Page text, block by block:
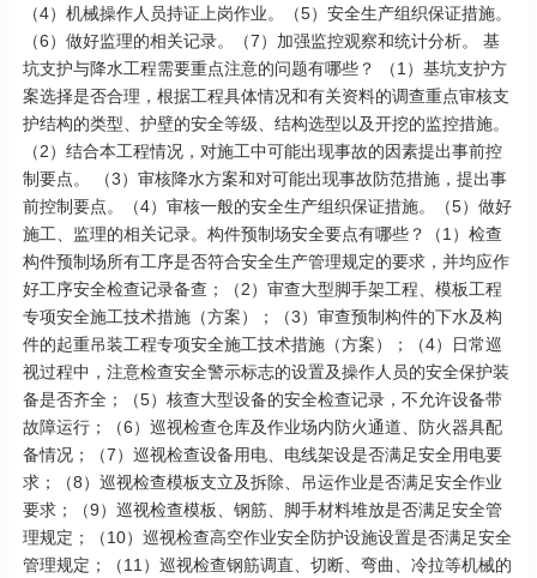
（4）机械操作人员持证上岗作业。（5）安全生产组织保证措施。
（6）做好监理的相关记录。（7）加强监控观察和统计分析。 基
坑支护与降水工程需要重点注意的问题有哪些？ （1）基坑支护方
案选择是否合理，根据工程具体情况和有关资料的调查重点审核支
护结构的类型、护壁的安全等级、结构选型以及开挖的监控措施。
（2）结合本工程情况，对施工中可能出现事故的因素提出事前控
制要点。 （3）审核降水方案和对可能出现事故防范措施，提出事
前控制要点。（4）审核一般的安全生产组织保证措施。（5）做好
施工、监理的相关记录。构件预制场安全要点有哪些？（1）检查
构件预制场所有工序是否符合安全生产管理规定的要求，并均应作
好工序安全检查记录备查；（2）审查大型脚手架工程、模板工程
专项安全施工技术措施（方案）；（3）审查预制构件的下水及构
件的起重吊装工程专项安全施工技术措施（方案）；（4）日常巡
视过程中，注意检查安全警示标志的设置及操作人员的安全保护装
备是否齐全；（5）核查大型设备的安全检查记录，不允许设备带
故障运行；（6）巡视检查仓库及作业场内防火通道、防火器具配
备情况；（7）巡视检查设备用电、电线架设是否满足安全用电要
求；（8）巡视检查模板支立及拆除、吊运作业是否满足安全作业
要求；（9）巡视检查模板、钢筋、脚手材料堆放是否满足安全管
理规定；（10）巡视检查高空作业安全防护设施设置是否满足安全
管理规定；（11）巡视检查钢筋调直、切断、弯曲、冷拉等机械的